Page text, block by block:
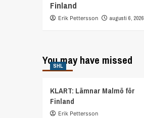
Finland
Erik Pettersson augusti 6, 2026
You may have missed
SHL
KLART: Lämnar Malmö för
Finland
Erik Pettersson